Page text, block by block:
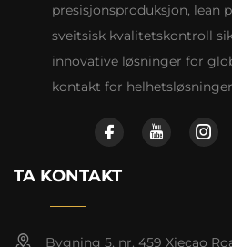
presisjonsproduksjon, lean
sveitsisk kvalitetskontroll
innovative løsninger for
kontakt for
TA KONTAKT
Bygning 5, nr. 459 Xiecao